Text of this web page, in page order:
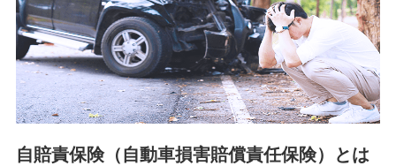
〒103-0013 東京都中央区日本橋人形町2-14-10 アーバン
ネット日本橋ビル 3F
株式会社ドコモ・インシュアランス
個人情報の第三者提供について
除き、第三者に提供いたしません。
自賠責保険（自動車損害賠償責任保険）とは